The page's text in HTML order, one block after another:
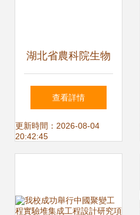
湖北省農科院生物
農藥中心 以科技力
量護航農業綠色轉
查看詳情
更新時間：2026-08-04
20:42:45